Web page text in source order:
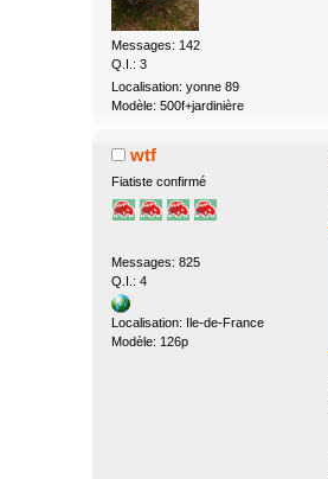
Messages: 142
Q.I.: 3
Localisation: yonne 89
Modèle: 500f+jardinière
wtf
Fiatiste confirmé
Messages: 825
Q.I.: 4
Localisation: Ile-de-France
Modèle: 126p